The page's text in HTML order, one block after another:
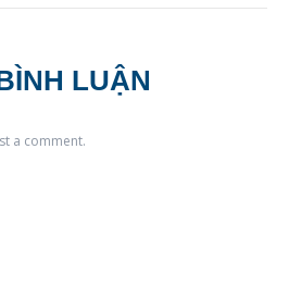
LUẬN
a comment.